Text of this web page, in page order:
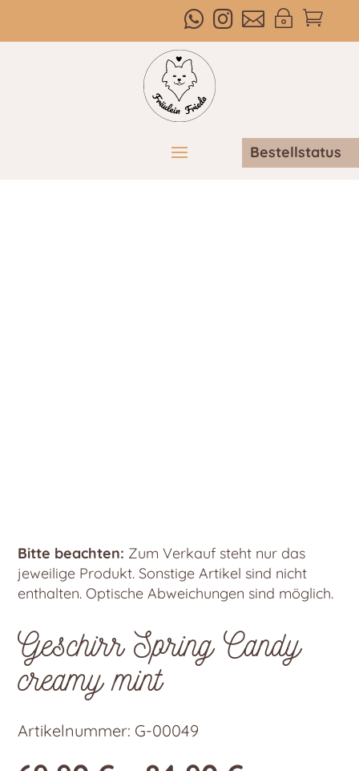

~



Bestellstatus
Bitte beachten: Zum Verkauf steht nur das
jeweilige Produkt. Sonstige Artikel sind nicht
enthalten. Optische Abweichungen sind möglich.
Geschirr Spring Candy
creamy mint
Artikelnummer: G-00049